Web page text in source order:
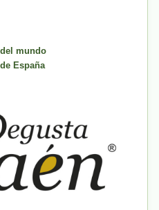
mundo
España